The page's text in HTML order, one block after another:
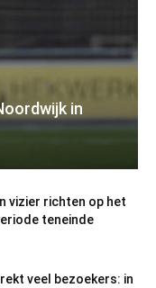
in
vizier richten op het
teneinde
veel bezoekers: in